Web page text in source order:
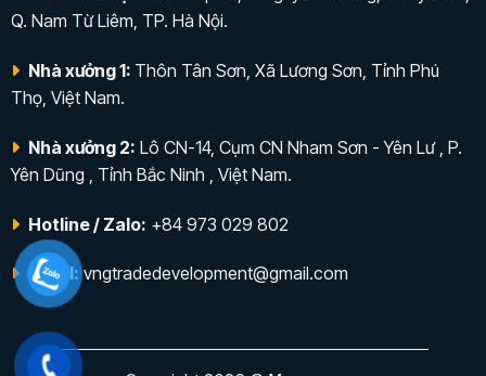
Q. Nam Từ Liêm, TP. Hà Nội.
Nhà xưởng 1: Thôn Tân Sơn, Xã Lương Sơn, Tỉnh Phú
Thọ, Việt Nam.
Nhà xưởng 2: Lô CN-14, Cụm CN Nham Sơn - Yên Lư , P.
Yên Dũng , Tỉnh Bắc Ninh , Việt Nam.
Hotline / Zalo: +84 973 029 802
Email:vngtradedevelopment@gmail.com